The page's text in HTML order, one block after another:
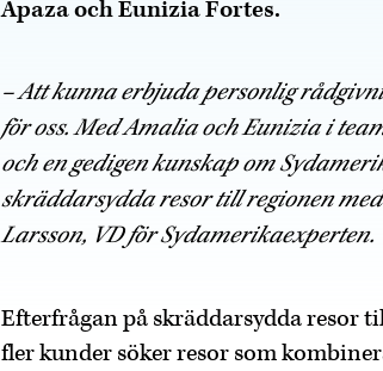
Apaza och Eunizia Fortes.
– Att kunna erbjuda personlig
för oss. Med Amalia och Eunizia i
och en gedigen kunskap om
skräddarsydda resor till regionen
Larsson, VD för Sydamerikaexperten.
Efterfrågan på skräddarsydda resor
fler kunder söker resor som